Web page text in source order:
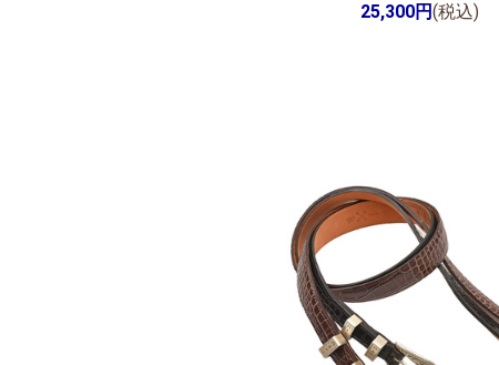
25,300円(税込)